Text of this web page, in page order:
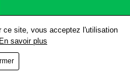
ce site, vous acceptez l'utilisation
En savoir plus